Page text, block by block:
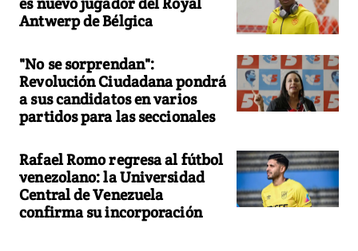
Antwerp de Bélgica
"No se sorprendan":
Revolución Ciudadana pondrá
a sus candidatos en varios
partidos para las seccionales
Rafael Romo regresa al fútbol
venezolano: la Universidad
Central de Venezuela
confirma su incorporación